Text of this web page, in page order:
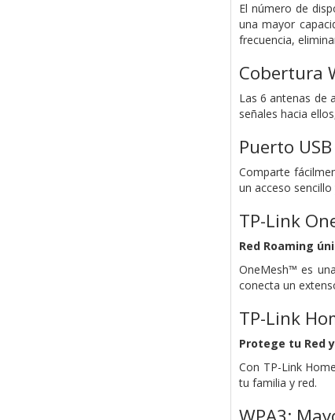
El número de
una mayor
frecuencia,
Cobertura
Las 6 antenas de
señales hacia
Puerto
Comparte
un acceso
TP-Link
Red Roaming
OneMesh™ es
conecta un
TP-Link
Protege tu Red
Con TP-Link
tu familia y red.